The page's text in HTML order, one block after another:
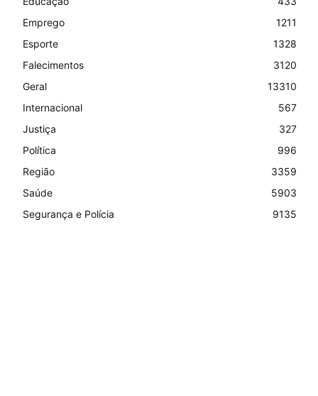
Emprego
1211
Esporte
1328
Falecimentos
3120
Geral
13310
Internacional
567
Justiça
327
Política
996
Região
3359
Saúde
5903
Segurança e Polícia
9135